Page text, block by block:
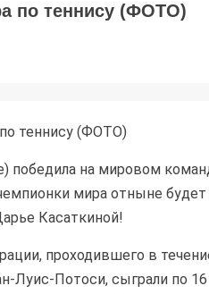
по теннису (ФОТО)
победила на мировом
мира отныне будет
Касаткиной!
проходившего в
Луис-Потоси, сыграли по